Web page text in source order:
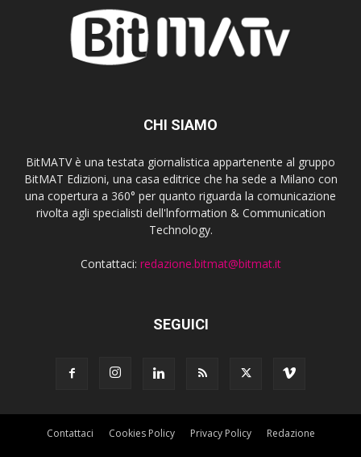
CHI SIAMO
BitMATV è una testata giornalistica appartenente al gruppo
BitMAT Edizioni, una casa editrice che ha sede a Milano con
una copertura a 360° per quanto riguarda la comunicazione
rivolta agli specialisti dell'lnformation & Communication
Technology.
Contattaci: redazione.bitmat@bitmat.it
SEGUICI
Contattaci Cookies Policy Privacy Policy Redazione